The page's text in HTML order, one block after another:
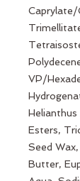
Caprylate/
VP/
Esters,
Seed
Butter,